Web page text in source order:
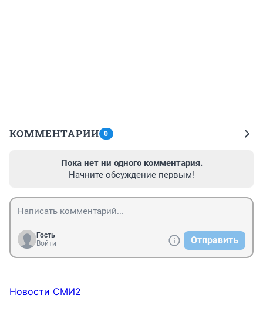
КОММЕНТАРИИ 0
Пока нет ни одного комментария.
Начните обсуждение первым!
Гость
Войти
Отправить
Новости СМИ2